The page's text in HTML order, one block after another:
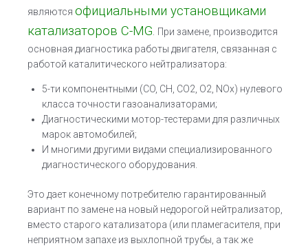
являются официальными установщиками
катализаторов C-MG. При замене, производится
основная диагностика работы двигателя, связанная с
работой каталитического нейтрализатора:
5-ти компонентными (CO, CH, CO2, O2, NOx) нулевого
класса точности газоанализаторами;
Диагностическими мотор-тестерами для различных
марок автомобилей;
И многими другими видами специализированного
диагностического оборудования.
Это дает конечному потребителю гарантированный
вариант по замене на новый недорогой нейтрализатор,
вместо старого катализатора (или пламегасителя, при
неприятном запахе из выхлопной трубы, а так же